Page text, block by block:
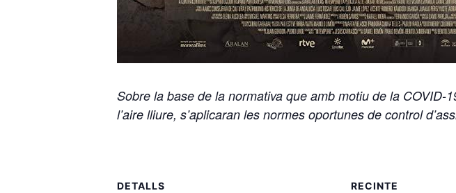
Sobre la base de la normativa que amb motiu de la COVID-
l’aire lliure, s’aplicaran les normes oportunes de control
DETALLS RECINTE